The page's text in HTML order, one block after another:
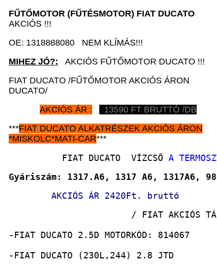
FŰTŐMOTOR (FŰTÉSMOTOR) FIAT DUCATO
AKCIÓS !!!
OE: 1318888080 NEM KLÍMÁS!!!
MIHEZ JÓ?: AKCIÓS FŰTŐMOTOR DUCATO !!!
FIAT DUCATO /FŰTŐMOTOR AKCIÓS ÁRON
DUCATO/
AKCIÓS ÁR :
13590 FT BRUTTÓ /DB
***FIAT DUCATO ALKATRÉSZEK AKCIÓS ÁRON
*MISKOLC*MATI-CAR***
          FIAT DUCATO  VÍZCSŐ
A
Gyáriszám: 1317.A6, 1317 A6, 1317A6,
AKCIÓS ÁR 2420Ft. bruttó
/ FIAT AKCIÓS TÁGULÁSI
-FIAT DUCATO 2.5D MOTORKÓD: 814067
-FIAT DUCATO (230L,244) 2.8 JTD